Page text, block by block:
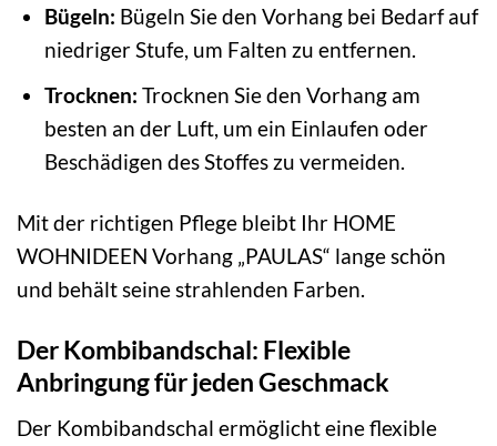
Bügeln: Bügeln Sie den Vorhang bei Bedarf auf
niedriger Stufe, um Falten zu entfernen.
Trocknen: Trocknen Sie den Vorhang am
besten an der Luft, um ein Einlaufen oder
Beschädigen des Stoffes zu vermeiden.
Mit der richtigen Pflege bleibt Ihr HOME
WOHNIDEEN Vorhang „PAULAS“ lange schön
und behält seine strahlenden Farben.
Der Kombibandschal: Flexible
Anbringung für jeden Geschmack
Der Kombibandschal ermöglicht eine flexible